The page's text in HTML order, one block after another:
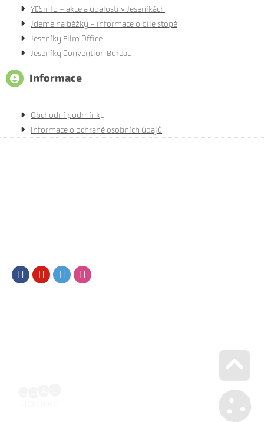
YESinfo - akce a události v Jeseníkách
Jdeme na běžky - informace o bíle stopě
Jeseníky Film Office
Jeseníky Convention Bureau
Informace
Obchodní podmínky
Informace o ochraně osobních údajů
FacebookYoutubeTwitter
Go